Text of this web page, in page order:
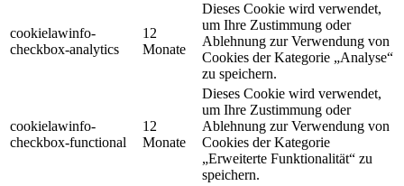
cookielawinfo-
checkbox-analytics
12
Monate
Dieses Cookie wird verwendet,
um Ihre Zustimmung oder
Ablehnung zur Verwendung von
Cookies der Kategorie „Analyse“
zu speichern.
cookielawinfo-
checkbox-functional
12
Monate
Dieses Cookie wird verwendet,
um Ihre Zustimmung oder
Ablehnung zur Verwendung von
Cookies der Kategorie
„Erweiterte Funktionalität“ zu
speichern.